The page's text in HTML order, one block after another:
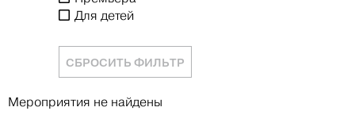
Для детей
СБРОСИТЬ ФИЛЬТР
Мероприятия не найдены